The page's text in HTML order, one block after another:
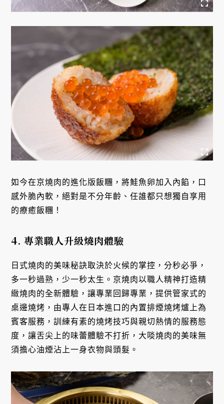
如今在京燒肉的進化版飯糰，將鮭魚卵加入內餡，口
感外脆內軟，絕對是不分年齡、任誰都只想獨自享用
的療癒飯糰！
4. 專業職人升級燒肉體驗
日式燒肉的美味秘訣取決於火候的掌控，分秒必爭，
多一秒過熟，少一秒太生。京燒肉以職人精神打造精
緻燒肉的全新體驗，讓專業回歸專業，提供管家式的
桌邊燒烤，由專人在日本進口的內置排煙燒烤爐上為
賓客服務，訓練有素的燒烤技巧與親切熱情的服務態
度，讓舌尖上的味蕾體驗不打折，大啖燒肉的美味無
須擔心油煙沾上一身衣物與頭髮。